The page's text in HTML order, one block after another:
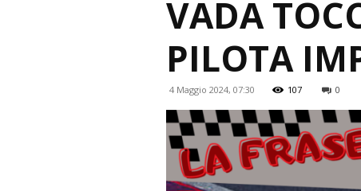
VADA
PILOTA
4 Maggio 2024, 07:30 107 0